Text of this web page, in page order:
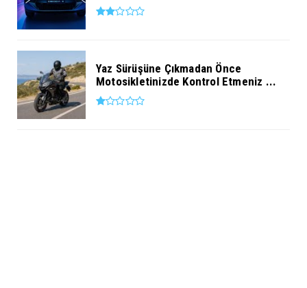
Yaz Sürüşüne Çıkmadan Önce
Motosikletinizde Kontrol Etmeniz ...